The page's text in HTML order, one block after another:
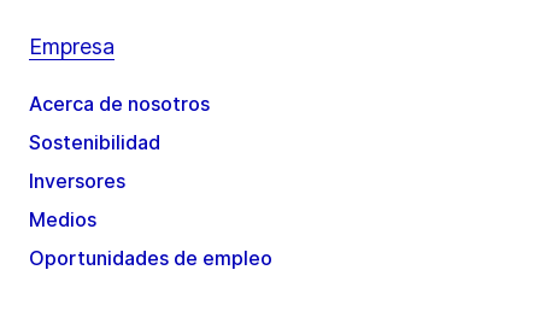
Empresa
Acerca de nosotros
Sostenibilidad
Inversores
Medios
Oportunidades de empleo